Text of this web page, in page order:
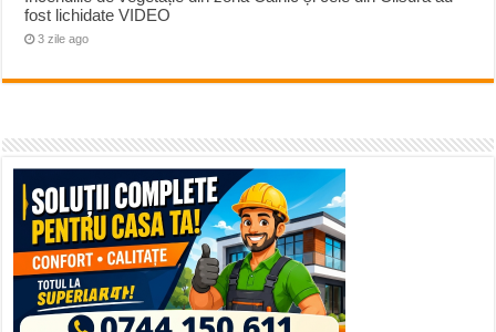
fost lichidate VIDEO
3 zile ago